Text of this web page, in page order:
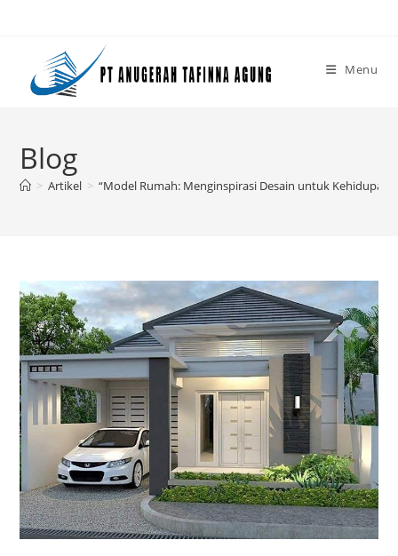
Menu
Blog
> Artikel > “Model Rumah: Menginspirasi Desain untuk Kehidupan